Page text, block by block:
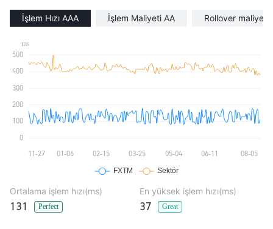
İşlem Hızı AAA İşlem Maliyeti AA Rollover maliyeti
Ortalama işlem hızı(ms)
131 Perfect
En yüksek işlem hızı(ms)
37 Great